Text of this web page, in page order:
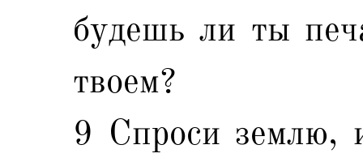
будешь ли ты
твоем?
9 Спроси землю,